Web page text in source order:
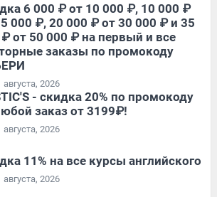
6 000 ₽ от 10 000 ₽, 10 000 ₽
000 ₽, 20 000 ₽ от 30 000 ₽ и 35
от 50 000 ₽ на первый и все
заказы по промокоду
2026
- скидка 20% по промокоду
заказ от 3199₽!
2026
11% на все курсы английского
2026